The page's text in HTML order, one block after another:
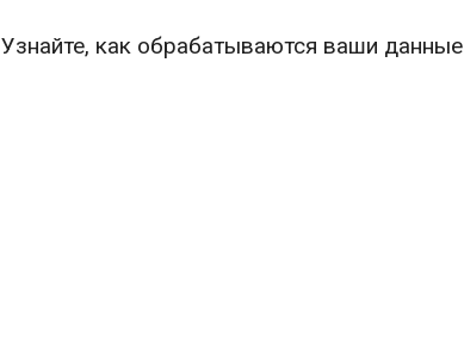
Узнайте, как обрабатываются ваши данные